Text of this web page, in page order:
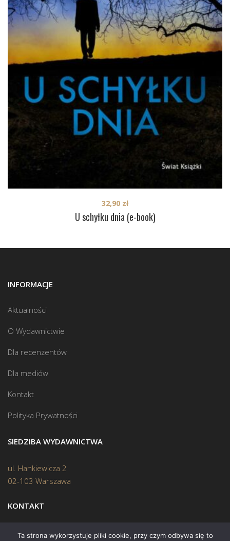
U schyłku dnia (e-book)
32,90 zł
INFORMACJE
Aktualności
O Wydawnictwie
Dla recenzentów
Dla mediów
Kontakt
Polityka Prywatności
SIEDZIBA WYDAWNICTWA
ul. Hankiewicza 2
02-103 Warszawa
KONTAKT
Biuro:(22) 45 70 402
Ta strona wykorzystuje pliki cookie, przy czym odbywa się to